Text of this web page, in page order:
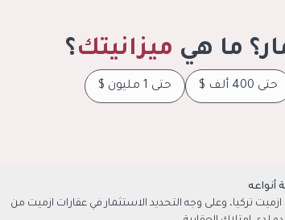
ما هي ميزانيتك؟
حتى 400 ألف $ حتى 1 مليون $
أنواعه
تركيا، وعلى وجه التحديد الاستثمار في عقارات ازميت من